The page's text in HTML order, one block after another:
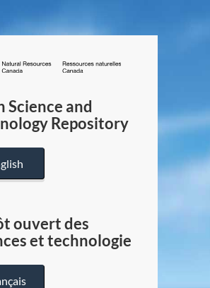
/
Canada
Science and
Repository
ouvert des
et technologie